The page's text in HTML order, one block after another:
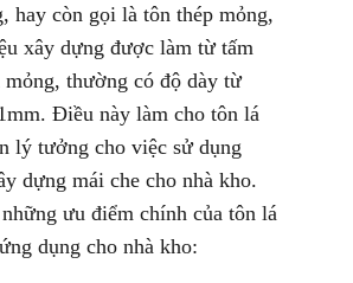
hay còn gọi là tôn thép mỏng,
xây dựng được làm từ tấm
thường có độ dày từ
Điều này làm cho tôn lá
lý tưởng cho việc sử dụng
dựng mái che cho nhà kho.
ưu điểm chính của tôn lá
dụng cho nhà kho: